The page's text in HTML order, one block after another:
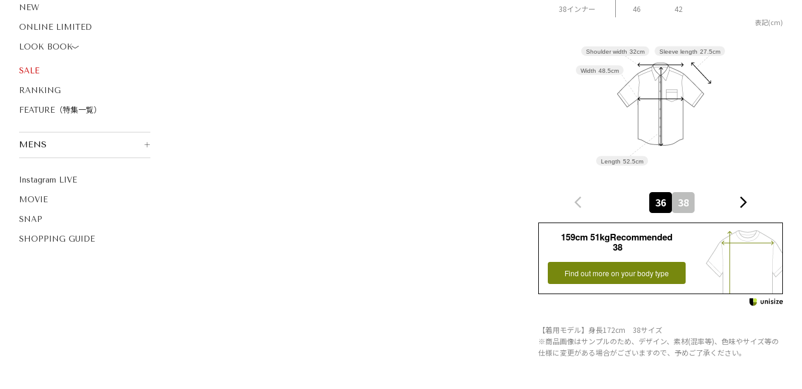
NEW
ONLINE LIMITED
LOOK BOOK〉
SALE
RANKING
FEATURE（特集一覧）
MENS
Instagram LIVE
MOVIE
SNAP
SHOPPING GUIDE
38インナー
46 42
表記(cm)
Sleeve length 27.5cm
Length 52.5cm
Width 48.5cm
Shoulder width 32cm
36 38
159cm 51kgRecommended
38
Find out more on your body type
【着用モデル】身長172cm 38サイズ
※商品画像はサンプルのため、デザイン、素材(混率等)、色味やサイズ等の
仕様に変更がある場合がございますので、予めご了承ください。